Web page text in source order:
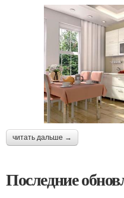
читать дальше →
Последние